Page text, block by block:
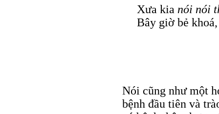
Xưa kia nói nói
Bây giờ bẻ
Nói cũng như một
bệnh đầu tiên và